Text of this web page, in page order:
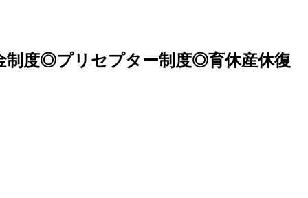
制度◎プリセプター制度◎育休産休復